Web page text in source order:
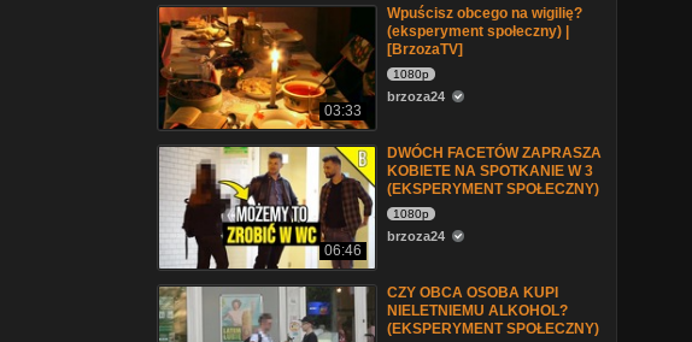
03:33
Wpuścisz obcego na wigilię?
(eksperyment społeczny) |
[BrzozaTV]
1080p
brzoza24
06:46
DWÓCH FACETÓW ZAPRASZA
KOBIETE NA SPOTKANIE W 3
(EKSPERYMENT SPOŁECZNY)
1080p
brzoza24
CZY OBCA OSOBA KUPI
NIELETNIEMU ALKOHOL?
(EKSPERYMENT SPOŁECZNY)